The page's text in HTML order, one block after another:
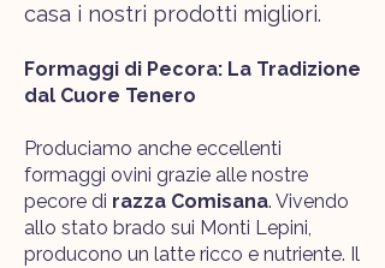
casa i nostri prodotti migliori.
Formaggi di Pecora: La Tradizione
dal Cuore Tenero
Produciamo anche eccellenti
formaggi ovini grazie alle nostre
pecore di razza Comisana. Vivendo
allo stato brado sui Monti Lepini,
producono un latte ricco e nutriente. Il